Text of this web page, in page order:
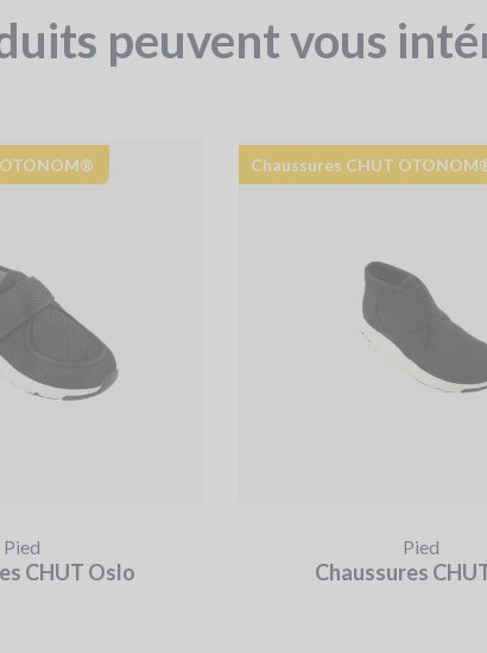
peuvent vous
Pied
CHUT Oslo
Chaussures CHUT
Pied
Chaussures